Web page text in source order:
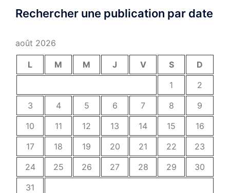
Rechercher une publication par date
août 2026
L M M J V S
D
1
2
3
4 5 6 7 8
9
10
11 12 13 14 15
16
17
18 19 20 21 22
23
24
25 26 27 28 29
30
31